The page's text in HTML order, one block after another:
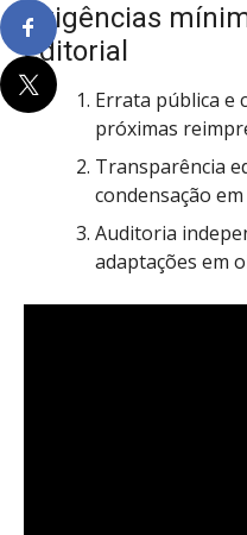
Exigências
editorial
Errata pública e
próximas
Transparência
condensação
Auditoria
adaptações em